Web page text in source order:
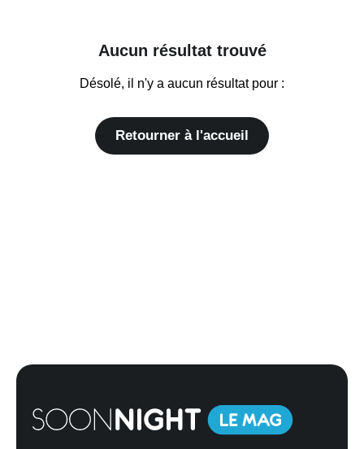
Aucun résultat trouvé
Désolé, il n'y a aucun résultat pour :
Retourner à l'accueil